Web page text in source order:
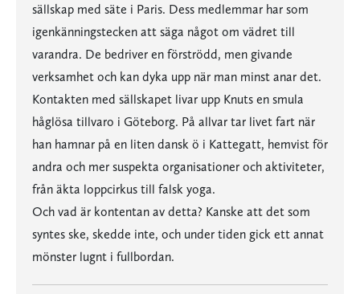
sällskap med säte i Paris. Dess medlemmar har som
igenkänningstecken att säga något om vädret till
varandra. De bedriver en förströdd, men givande
verksamhet och kan dyka upp när man minst anar det.
Kontakten med sällskapet livar upp Knuts en smula
håglösa tillvaro i Göteborg. På allvar tar livet fart när
han hamnar på en liten dansk ö i Kattegatt, hemvist för
andra och mer suspekta organisationer och aktiviteter,
från äkta loppcirkus till falsk yoga.
Och vad är kontentan av detta? Kanske att det som
syntes ske, skedde inte, och under tiden gick ett annat
mönster lugnt i fullbordan.